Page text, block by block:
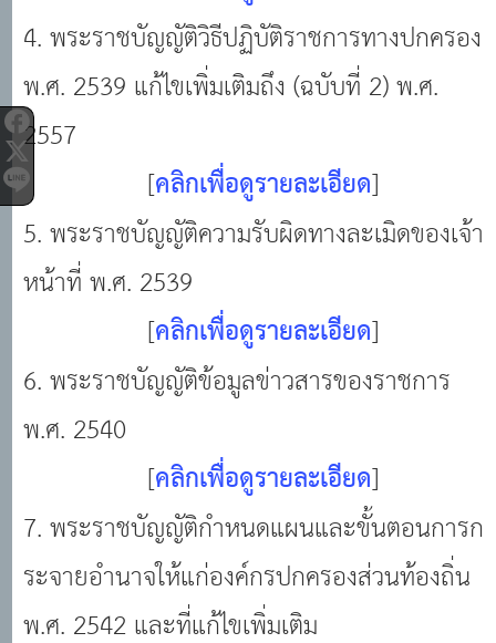
4. พระราชบัญญัติวิธีปฏิบัติราชการทางปกครอง
พ.ศ. 2539 แก้ไขเพิ่มเติมถึง (ฉบับที่ 2) พ.ศ.
2557
[คลิกเพื่อดูรายละเอียด]
5. พระราชบัญญัติความรับผิดทางละเมิดของเจ้า
หน้าที่ พ.ศ. 2539
[คลิกเพื่อดูรายละเอียด]
6. พระราชบัญญัติข้อมูลข่าวสารของราชการ
พ.ศ. 2540
[คลิกเพื่อดูรายละเอียด]
7. พระราชบัญญัติกำหนดแผนและขั้นตอนการก
ระจายอำนาจให้แก่องค์กรปกครองส่วนท้องถิ่น
พ.ศ. 2542 และที่แก้ไขเพิ่มเติม